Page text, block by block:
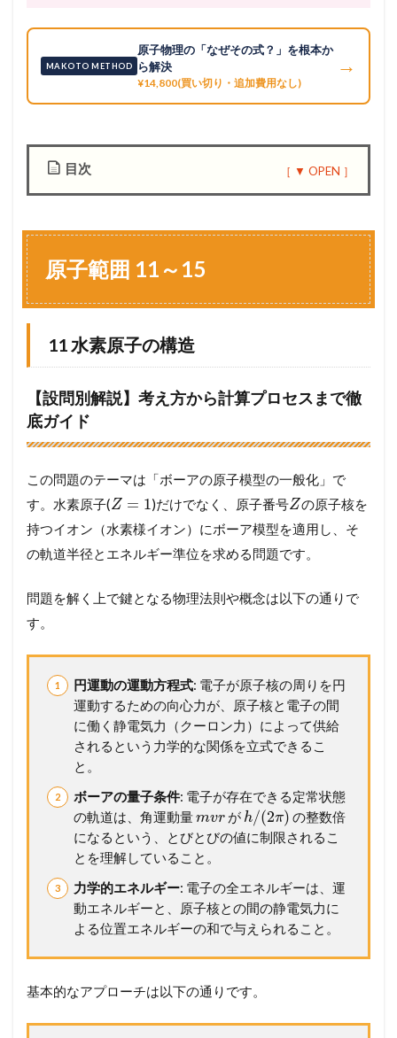
MAKOTO METHOD
原子物理の「なぜその式？」を根本か
ら解決
¥14,800(買い切り・追加費用なし)
→
目次
範
囲
1
1
1
子
の
造
2
原
の
構
造
1.3
水
素
原
子
の
構
造
バ
ー
原子範囲 11～15
11 水素原子の構造
【設問別解説】考え方から計算プロセスまで徹
底ガイド
この問題のテーマは「ボーアの原子模型の一般化」で
す。水素原子(Z = 1)だけでなく、原子番号Zの原子核を
持つイオン（水素様イオン）にボーア模型を適用し、そ
の軌道半径とエネルギー準位を求める問題です。
問題を解く上で鍵となる物理法則や概念は以下の通りで
す。
円運動の運動方程式: 電子が原子核の周りを円
運動するための向心力が、原子核と電子の間
に働く静電気力（クーロン力）によって供給
されるという力学的な関係を立式できるこ
と。
ボーアの量子条件: 電子が存在できる定常状態
の軌道は、角運動量mvr が h/(2π) の整数倍
になるという、とびとびの値に制限されるこ
とを理解していること。
力学的エネルギー: 電子の全エネルギーは、運
動エネルギーと、原子核との間の静電気力に
よる位置エネルギーの和で与えられること。
基本的なアプローチは以下の通りです。